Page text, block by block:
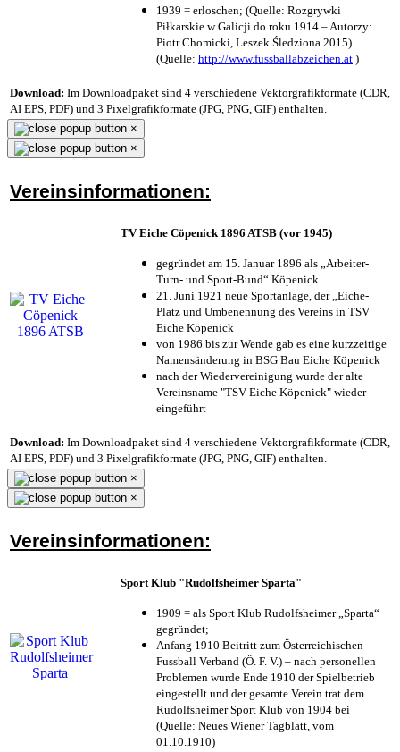
1939 = erloschen; (Quelle: Rozgrywki
Piłkarskie w Galicji do roku 1914 – Autorzy:
Piotr Chomicki, Leszek Śledziona 2015)
(Quelle: http://www.fussballabzeichen.at )
Download: Im Downloadpaket sind 4 verschiedene Vektorgrafikformate (CDR,
AI EPS, PDF) und 3 Pixelgrafikformate (JPG, PNG, GIF) enthalten.
×
×
Vereinsinformationen:
TV Eiche Cöpenick 1896 ATSB (vor 1945)
gegründet am 15. Januar 1896 als „Arbeiter-
Turn- und Sport-Bund“ Köpenick
21. Juni 1921 neue Sportanlage, der „Eiche-
Platz und Umbenennung des Vereins in TSV
Eiche Köpenick
von 1986 bis zur Wende gab es eine kurzzeitige
Namensänderung in BSG Bau Eiche Köpenick
nach der Wiedervereinigung wurde der alte
Vereinsname "TSV Eiche Köpenick" wieder
eingeführt
Download: Im Downloadpaket sind 4 verschiedene Vektorgrafikformate (CDR,
AI EPS, PDF) und 3 Pixelgrafikformate (JPG, PNG, GIF) enthalten.
×
×
Vereinsinformationen:
Sport Klub "Rudolfsheimer Sparta"
1909 = als Sport Klub Rudolfsheimer „Sparta“
gegründet;
Anfang 1910 Beitritt zum Österreichischen
Fussball Verband (Ö. F. V.) – nach personellen
Problemen wurde Ende 1910 der Spielbetrieb
eingestellt und der gesamte Verein trat dem
Rudolfsheimer Sport Klub von 1904 bei
(Quelle: Neues Wiener Tagblatt, vom
01.10.1910)